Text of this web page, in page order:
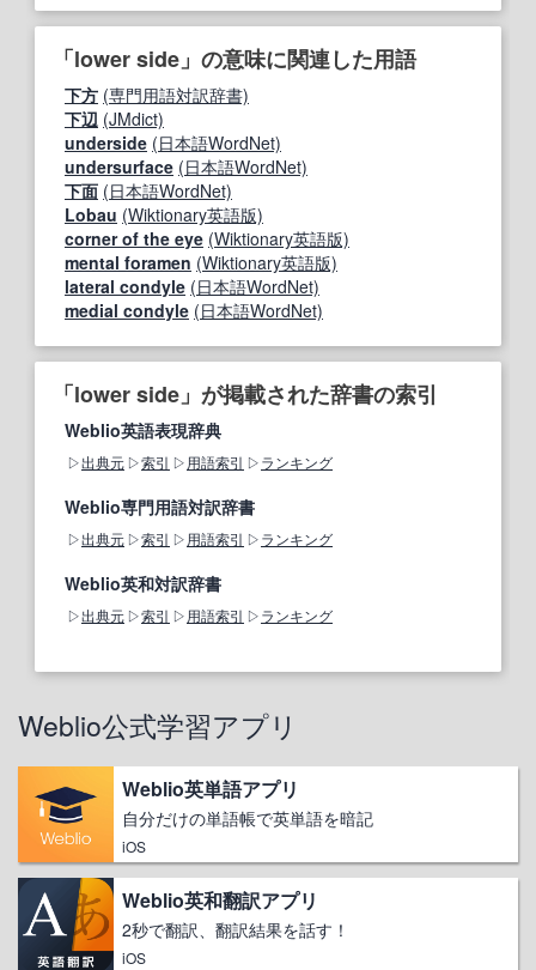
「lower side」の意味に関連した用語
下方 (専門用語対訳辞書)
下辺 (JMdict)
underside (日本語WordNet)
undersurface (日本語WordNet)
下面 (日本語WordNet)
Lobau (Wiktionary英語版)
corner of the eye (Wiktionary英語版)
mental foramen (Wiktionary英語版)
lateral condyle (日本語WordNet)
medial condyle (日本語WordNet)
「lower side」が掲載された辞書の索引
Weblio英語表現辞典
出典元 索引 用語索引 ランキング
Weblio専門用語対訳辞書
出典元 索引 用語索引 ランキング
Weblio英和対訳辞書
出典元 索引 用語索引 ランキング
Weblio公式学習アプリ
Weblio英単語アプリ
自分だけの単語帳で英単語を暗記
iOS
Weblio英和翻訳アプリ
2秒で翻訳、翻訳結果を話す！
iOS